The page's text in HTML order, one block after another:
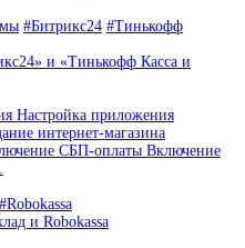
#Битрикс24 #Тинькофф
и «Тинькофф Касса и
Настройка приложения
интернет-магазина
СБП-оплаты Включение
#Robokassa
и Robokassa